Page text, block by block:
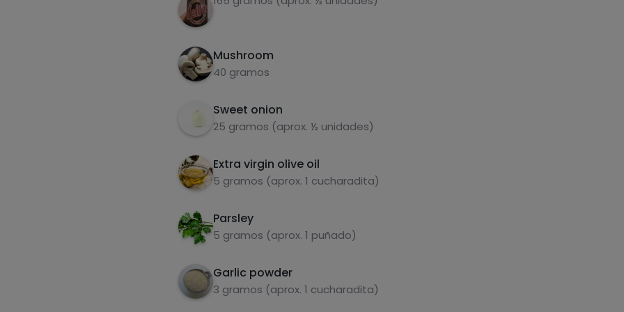
Mushroom
40 gramos
Sweet onion
25 gramos (aprox. ½ unidades)
Extra virgin olive oil
5 gramos (aprox. 1 cucharadita)
Parsley
5 gramos (aprox. 1 puñado)
Garlic powder
3 gramos (aprox. 1 cucharadita)